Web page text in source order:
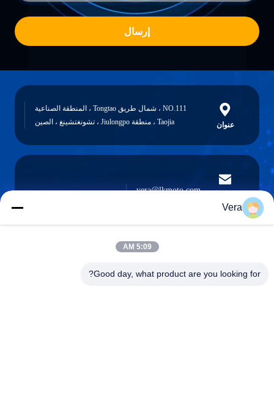
إرسال
عنوان
NO.111 ، شمال طريق Tongtao ، المنطقة الصناعية
Taojia ، منطقة Jiulongpo ، تشونغتشينغ ، الصين
الإلكتروني
vera@lkmoto.com
هاتف
Vera
5:09 AM
Good day, what product are you looking for?